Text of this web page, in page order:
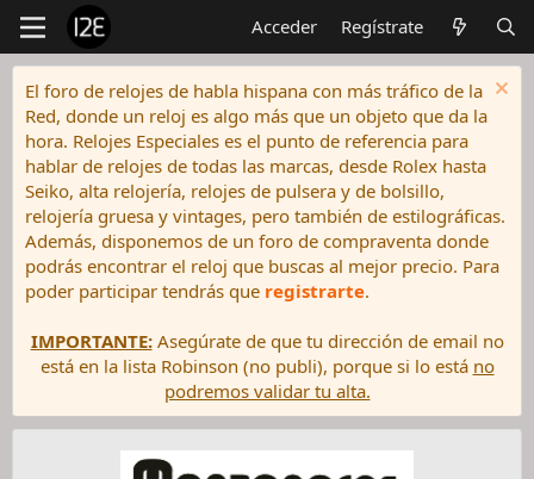
Acceder Regístrate
El foro de relojes de habla hispana con más tráfico de la
Red, donde un reloj es algo más que un objeto que da la
hora. Relojes Especiales es el punto de referencia para
hablar de relojes de todas las marcas, desde Rolex hasta
Seiko, alta relojería, relojes de pulsera y de bolsillo,
relojería gruesa y vintages, pero también de estilográficas.
Además, disponemos de un foro de compraventa donde
podrás encontrar el reloj que buscas al mejor precio. Para
poder participar tendrás que registrarte.
IMPORTANTE:Asegúrate de que tu dirección de email no
está en la lista Robinson (no publi), porque si lo está no
podremos validar tu alta.